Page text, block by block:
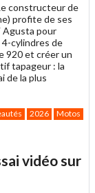
constructeur de
profite de ses
Agusta pour
cylindres de
920 et créer un
tapageur : la
de la plus
2026
Motos
vidéo sur